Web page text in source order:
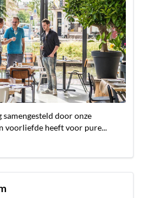
door onze
voorliefde heeft voor pure...